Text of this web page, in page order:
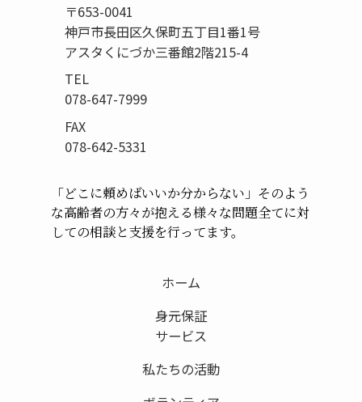
〒653-0041
神戸市長田区久保町五丁目1番1号
アスタくにづか三番館2階215-4
TEL
078-647-7999
FAX
078-642-5331
「どこに頼めばいいか分からない」 そのよう
な高齢者の方々が抱える様々な問題全てに対
しての相談と支援を行ってます。
ホーム
身元保証
サービス
私たちの活動